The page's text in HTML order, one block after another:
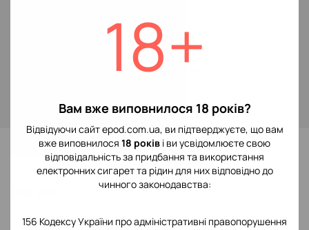
18+
Вам вже виповнилося 18 років?
Відвідуючи сайт epod.com.ua, ви підтверджуєте, що вам
вже виповнилося 18 років і ви усвідомлюєте свою
відповідальність за придбання та використання
електронних сигарет та рідин для них відповідно до
чинного законодавства:
156 Кодексу України про адміністративні правопорушення
Повідомити, коли з'явиться
Увійтидля відображення накопичувальної знижки
До обраного